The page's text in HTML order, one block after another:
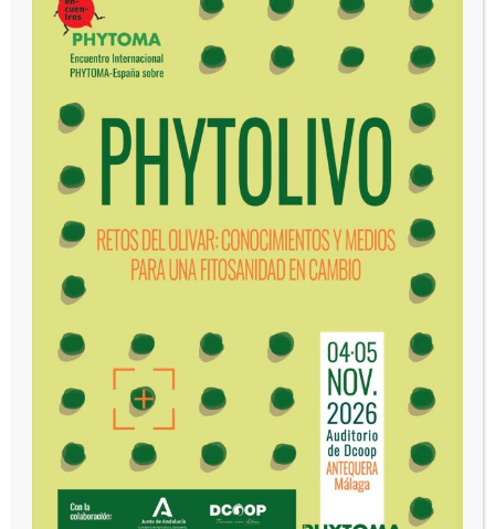
MÁS LEÍDOS
El Grupo Sumitomo Chemical adquiere la
filial de COPYR dedicada al negocio de
protección de cultivos basada en
Piretrinas Naturales
agosto 7, 2026
mandarino, confirman en ensayos
independientes su mayor resistencia
frente a la araña roja
agosto 4, 2026
Cargar más